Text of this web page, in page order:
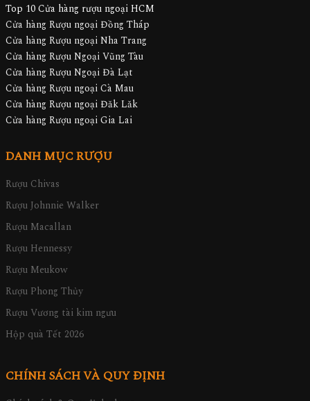
Top 10 Cửa hàng rượu ngoại HCM
Cửa hàng Rượu ngoại Đồng Tháp
Cửa hàng Rượu ngoại Nha Trang
Cửa hàng Rượu Ngoại Vũng Tàu
Cửa hàng Rượu Ngoại Đà Lạt
Cửa hàng Rượu ngoại Cà Mau
Cửa hàng Rượu ngoại Đăk Lăk
Cửa hàng Rượu ngoại Gia Lai
DANH MỤC RƯỢU
Rượu Chivas
Rượu Johnnie Walker
Rượu Macallan
Rượu Hennessy
Rượu Meukow
Rượu Phong Thủy
Rượu Vương tài kim ngưu
Hộp quà Tết 2026
CHÍNH SÁCH VÀ QUY ĐỊNH